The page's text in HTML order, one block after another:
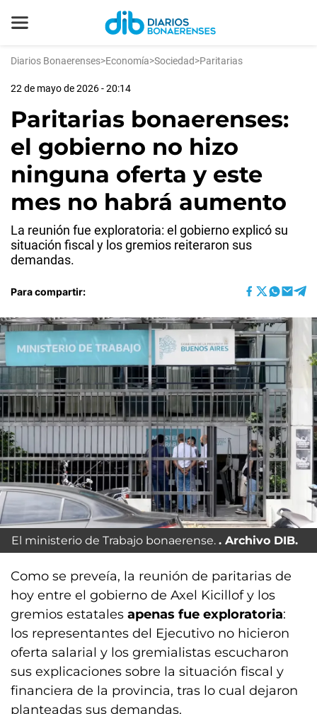
Diarios Bonaerenses>Economía>Sociedad>Paritarias
22 de mayo de 2026 - 20:14
Paritarias bonaerenses:
el gobierno no hizo
ninguna oferta y este
mes no habrá aumento
La reunión fue exploratoria: el gobierno explicó su
situación fiscal y los gremios reiteraron sus
demandas.
Para compartir:
El ministerio de Trabajo bonaerense. Archivo DIB.
Como se preveía, la reunión de paritarias de
hoy entre el gobierno de Axel Kicillof y los
gremios estatales apenas fue exploratoria:
los representantes del Ejecutivo no hicieron
oferta salarial y los gremialistas escucharon
sus explicaciones sobre la situación fiscal y
financiera de la provincia, tras lo cual dejaron
planteadas sus demandas.